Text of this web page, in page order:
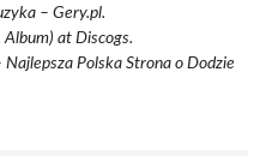
– Gery.pl.
at Discogs.
Polska Strona o Dodzie